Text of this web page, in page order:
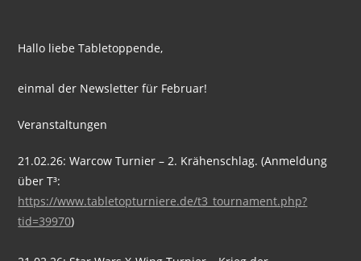
Hallo liebe Tabletoppende,
einmal der Newsletter für Februar!
Veranstaltungen
21.02.26: Warcow Turnier – 2. Krähenschlag. (Anmeldung
über T³:
https://www.tabletopturniere.de/t3_tournament.php?
tid=39970)